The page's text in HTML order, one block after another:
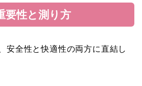
要性と測り方
安全性と快適性の両方に直結し